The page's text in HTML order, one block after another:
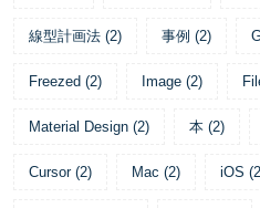
線型計画法 (2) 事例 (2)
Freezed (2) Image (2)
Material Design (2) 本 (2)
Cursor (2) Mac (2) iOS (2